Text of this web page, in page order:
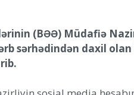
(BƏƏ) Müdafiə
sərhədindən daxil olan